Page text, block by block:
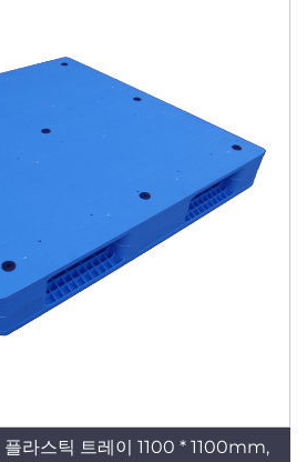
라스틱 트레이 1100 * 1100mm,